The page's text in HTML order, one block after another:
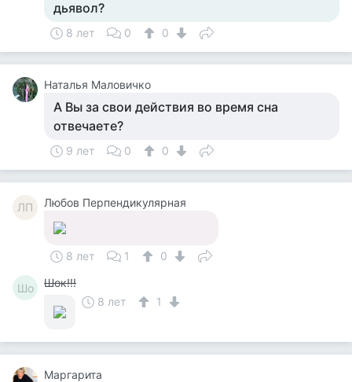
дьявол?
8 лет 0 0
Наталья Маловичко
А Вы за свои действия во время сна
отвечаете?
9 лет 0 0
ЛП Любов Перпендикулярная
8 лет 1 0
Шо
Шок!!!
8 лет
1
Маргарита